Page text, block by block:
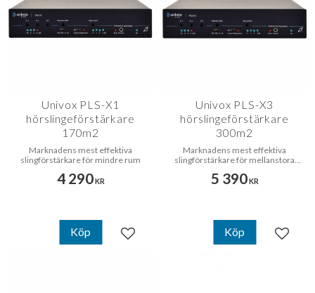
Univox PLS-X1
hörslingeförstärkare
170m2
Marknadens mest effektiva
slingförstärkare för mindre rum
4 290KR
Lägg till i favoriter
Köp
Univox PLS-X3
hörslingeförstärkare
300m2
Marknadens mest effektiva
slingförstärkare för mellanstora
5 390KR
Lägg
Köp